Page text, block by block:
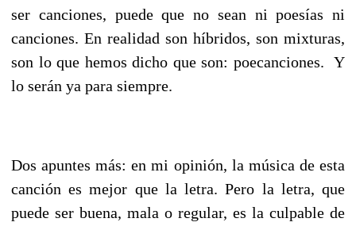
ser canciones, puede que no sean ni poesías ni
canciones. En realidad son híbridos, son mixturas,
son lo que hemos dicho que son: poecanciones. Y
lo serán ya para siempre.
Dos apuntes más: en mi opinión, la música de esta
canción es mejor que la letra. Pero la letra, que
puede ser buena, mala o regular, es la culpable de